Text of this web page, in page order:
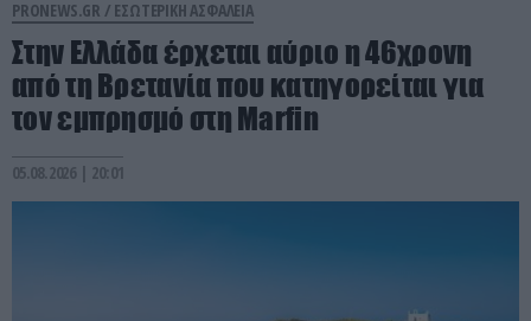
PRONEWS.GR / ΕΣΩΤΕΡΙΚΗ ΑΣΦΑΛΕΙΑ
Στην Ελλάδα έρχεται αύριο η 46χρονη
από τη Βρετανία που κατηγορείται για
τον εμπρησμό στη Marfin
05.08.2026 | 20:01